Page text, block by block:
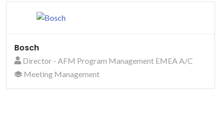
Bosch
Director - AFM Program Management EMEA A/C
Meeting Management